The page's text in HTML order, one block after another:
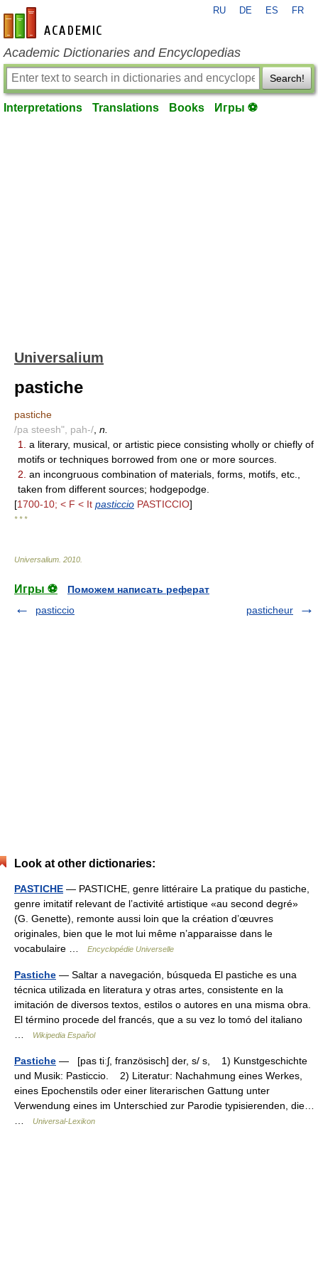
en-academic.com
RU DE ES FR
Academic Dictionaries and Encyclopedias
Search!
Interpretations Translations Books Игры ⚽
Universalium
pastiche
pastiche
/pa steesh", pah-/ n.
1.
a literary, musical, or artistic piece consisting wholly or chiefly of
motifs or techniques borrowed from one or more sources.
2. an incongruous combination of materials, forms, motifs, etc.,
taken from different sources; hodgepodge.
[1700-10; < F < It pasticcio PASTICCIO]
* * *
Universalium 2010
Игры ⚽
Поможем написать реферат
pasticcio
pasticheur
Look at other dictionaries:
PASTICHE — PASTICHE, genre littéraire La pratique du pastiche,
genre imitatif relevant de l’activité artistique «au second degré»
(G. Genette), remonte aussi loin que la création d’œuvres
originales, bien que le mot lui même n’apparaisse dans le
vocabulaire …
Encyclopédie Universelle
Pastiche — Saltar a navegación, búsqueda El pastiche es una
técnica utilizada en literatura y otras artes, consistente en la
imitación de diversos textos, estilos o autores en una misma obra.
El término procede del francés, que a su vez lo tomó del italiano
Wikipedia Español
Pastiche — [pas tiːʃ, französisch] der, s/ s, 1) Kunstgeschichte
und Musik: Pasticcio. 2) Literatur: Nachahmung eines Werkes,
eines Epochenstils oder einer literarischen Gattung unter
Verwendung eines im Unterschied zur Parodie typisierenden, die…
Universal-Lexikon